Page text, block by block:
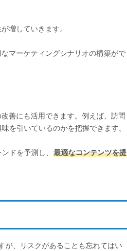
増していきます。
マーケティングシナリオの構築がで
善にも活用できます。例えば、訪問
を引いているのかを把握できます。
ドを予測し、 最適なコンテンツを提
が、リスクがあることも忘れてはい